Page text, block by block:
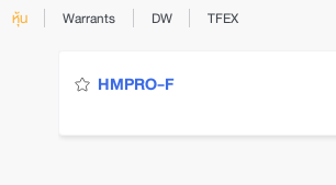
หุ้น Warrants DW TFEX
HMPRO-F